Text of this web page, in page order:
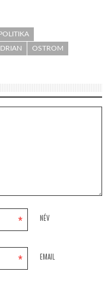
OSTROM
NÉV
*
EMAIL
*